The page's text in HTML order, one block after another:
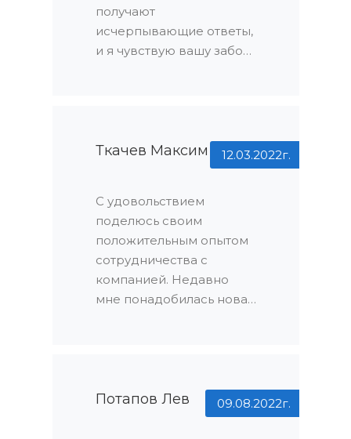
получают
исчерпывающие ответы,
и я чувствую вашу заботу
Ткачев Максим 12.03.2022г.
С удовольствием
поделюсь своим
положительным опытом
сотрудничества с
компанией. Недавно
мне понадобилась новая
огромным
Потапов Лев 09.08.2022г.